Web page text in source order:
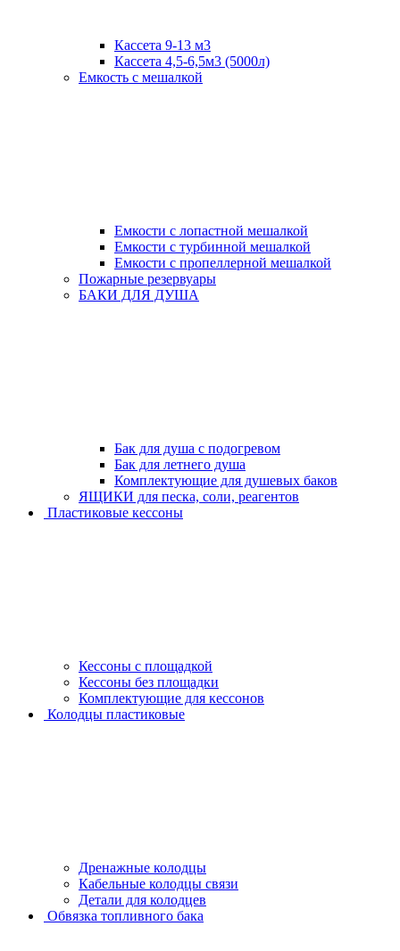
Кассета 9-13 м3
Кассета 4,5-6,5м3 (5000л)
Емкость с мешалкой
Емкости с лопастной мешалкой
Емкости с турбинной мешалкой
Емкости с пропеллерной мешалкой
Пожарные резервуары
БАКИ ДЛЯ ДУША
Бак для душа с подогревом
Бак для летнего душа
Комплектующие для душевых баков
ЯЩИКИ для песка, соли, реагентов
Пластиковые кессоны
Кессоны с площадкой
Кессоны без площадки
Комплектующие для кессонов
Колодцы пластиковые
Дренажные колодцы
Кабельные колодцы связи
Детали для колодцев
Обвязка топливного бака